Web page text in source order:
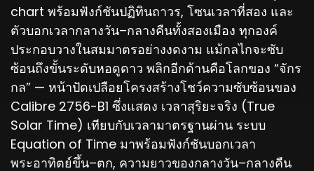
chart พร้อมฟังก์ชันปฏิทินถาวร, โซนเวลาที่สอง และ
ตัวบอกเวลากลางวัน–กลางคืนทั้งสองเมือง ทุกองค์
ประกอบวางในสมมาตรอย่างงดงาม แม้กลไกจะซับ
ซ้อนถึงขั้นระดับหอดูดาว พลิกอีกด้านคือโลกของ “จักร
กล” — หน้าปัดเปลือยโครงสร้างโชว์ความซับซ้อนของ
Calibre 2756-B1 ซึ่งแสดง เวลาสุริยะจริง (True
Solar Time) เทียบกับเวลามาตรฐานผ่าน ระบบ
Equation of Time มาพร้อมฟังก์ชันบอกเวลา
พระอาทิตย์ขึ้น–ตก, ความยาวของกลางวัน–กลางคืน